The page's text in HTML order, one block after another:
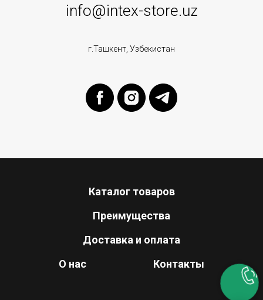
info@intex-store.uz
г.Ташкент, Узбекистан
Каталог товаров
Преимущества
Доставка и оплата
О нас
Контакты